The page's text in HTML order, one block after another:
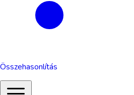
Összehasonlítás